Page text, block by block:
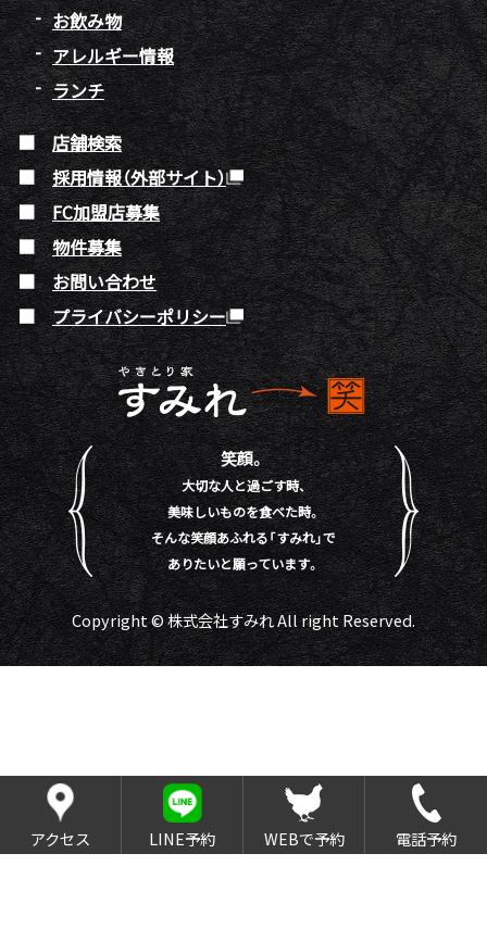
お飲み物
アレルギー情報
ランチ
店舗検索
採用情報（外部サイト）
FC加盟店募集
物件募集
お問い合わせ
プライバシーポリシー
笑顔。
大切な人と過ごす時、
美味しいものを食べた時。
そんな笑顔あふれる「すみれ」で
ありたいと願っています。
Copyright © 株式会社すみれ All right Reserved.
アクセス LINE予約 WEBで予約 電話予約